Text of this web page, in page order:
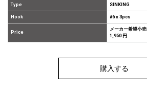
Type SINKING
Hook #6 x 3pcs
Price
メーカー希望小売
1,950 円
購入する